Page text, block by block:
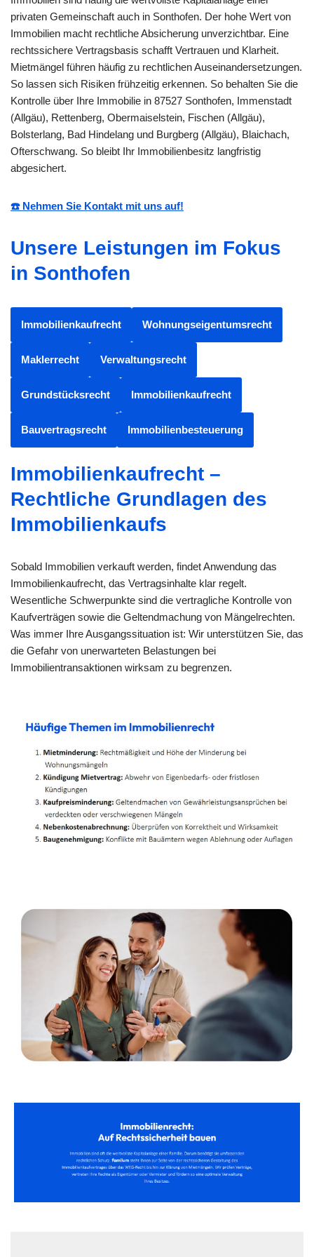
privaten Gemeinschaft auch in Sonthofen. Der hohe Wert von
Immobilien macht rechtliche Absicherung unverzichtbar. Eine
rechtssichere Vertragsbasis schafft Vertrauen und Klarheit.
Mietmängel führen häufig zu rechtlichen Auseinandersetzungen.
So lassen sich Risiken frühzeitig erkennen. So behalten Sie die
Kontrolle über Ihre Immobilie in 87527 Sonthofen, Immenstadt
(Allgäu), Rettenberg, Obermaiselstein, Fischen (Allgäu),
Bolsterlang, Bad Hindelang und Burgberg (Allgäu), Blaichach,
Ofterschwang. So bleibt Ihr Immobilienbesitz langfristig
abgesichert.
☎️ Nehmen Sie Kontakt mit uns auf!
Unsere Leistungen im Fokus
in Sonthofen
Immobilienkaufrecht Wohnungseigentumsrecht
Maklerrecht Verwaltungsrecht
Grundstücksrecht Immobilienkaufrecht
Bauvertragsrecht Immobilienbesteuerung
Immobilienkaufrecht –
Rechtliche Grundlagen des
Immobilienkaufs
Sobald Immobilien verkauft werden, findet Anwendung das
Immobilienkaufrecht, das Vertragsinhalte klar regelt.
Wesentliche Schwerpunkte sind die vertragliche Kontrolle von
Kaufverträgen sowie die Geltendmachung von Mängelrechten.
Was immer Ihre Ausgangssituation ist: Wir unterstützen Sie, das
die Gefahr von unerwarteten Belastungen bei
Immobilientransaktionen wirksam zu begrenzen.